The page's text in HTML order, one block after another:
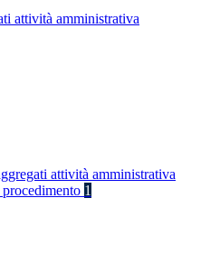
attività amministrativa
attività amministrativa
1